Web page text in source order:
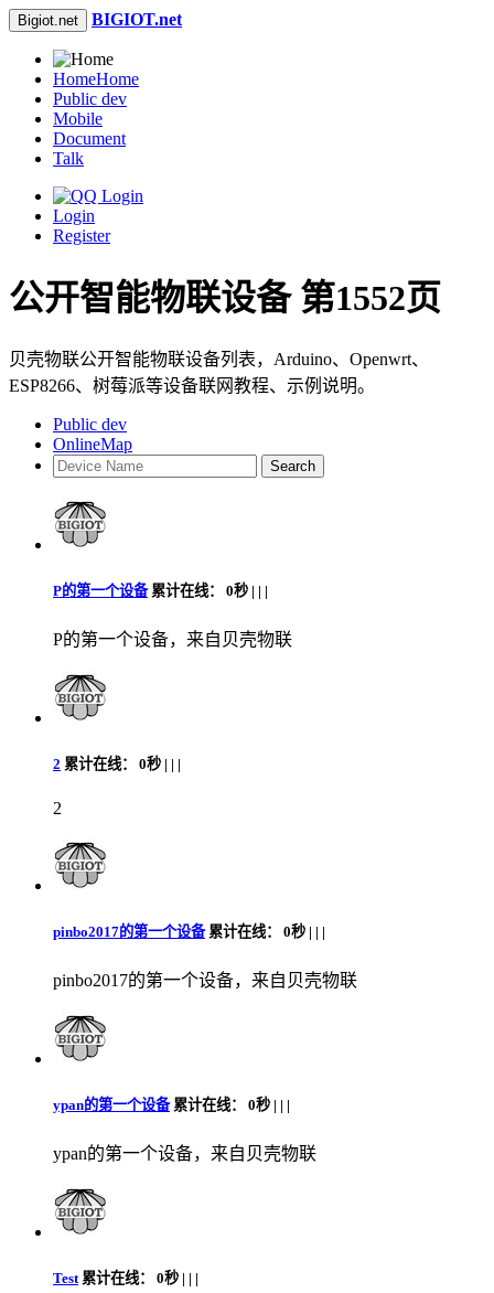
Bigiot.net BIGIOT.net
HomeHome
Public dev
Mobile
Document
Talk
Login
Register
公开智能物联设备 第1552页
贝壳物联公开智能物联设备列表，Arduino、Openwrt、
ESP8266、树莓派等设备联网教程、示例说明。
Public dev
OnlineMap
Search
P的第一个设备累计在线： 0秒 | | |
P的第一个设备，来自贝壳物联
2 累计在线： 0秒 | | |
2
pinbo2017的第一个设备累计在线： 0秒 | | |
pinbo2017的第一个设备，来自贝壳物联
ypan的第一个设备累计在线： 0秒 | | |
ypan的第一个设备，来自贝壳物联
Test累计在线： 0秒 | | |